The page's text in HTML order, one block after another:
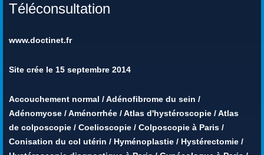
Téléconsultation
www.doctinet.fr
Site crée le 15 septembre 2014
Accouchement normal /Adénofibrome du sein /
Adénomyose /Aménorrhée /Atlas d'hystéroscopie /Atlas
de colposcopie / Coelioscopie / Colposcopie à Paris /
Conisation du col utérin / Hyménoplastie / Hystérectomie /